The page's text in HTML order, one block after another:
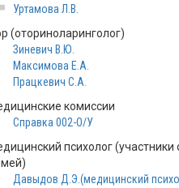
Уртамова Л.В.
(оториноларинголог)
Зиневич В.Ю.
Максимова Е.А.
Працкевич С.А.
комиссии
Справка 002-О/У
психолог (участники
Давыдов Д.Э.(медицинский